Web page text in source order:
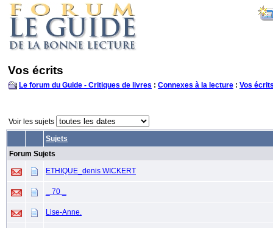
Vos écrits
Le forum du Guide - Critiques de livres : Connexes à la lecture : Vos
Voir les sujets
Sujets
Forum Sujets
ETHIQUE_denis WICKERT
_ 70 _
Lise-Anne.